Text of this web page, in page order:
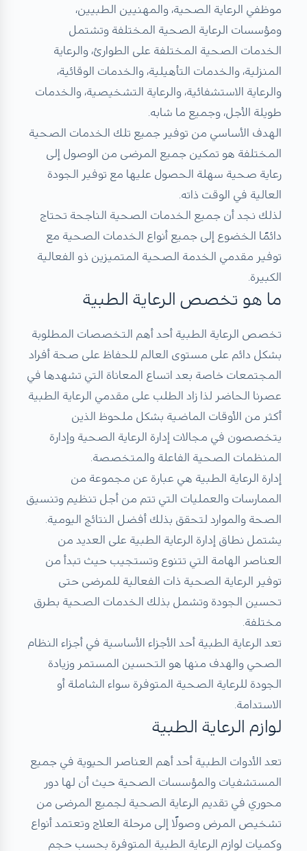
موظفي الرعاية الصحية، والمهنيين الطبيين،
ومؤسسات الرعاية الصحية المختلفة وتشتمل
الخدمات الصحية المختلفة على الطوارئ، والرعاية
المنزلية، والخدمات التأهيلية، والخدمات الوقائية،
والرعاية الاستشفائية، والرعاية التشخيصية، والخدمات
طويلة الأجل، وجميع ما شابه.
الهدف الأساسي من توفير جميع تلك الخدمات الصحية
المختلفة هو تمكين جميع المرضى من الوصول إلى
رعاية صحية سهلة الحصول عليها مع توفير الجودة
العالية في الوقت ذاته.
لذلك نجد أن جميع الخدمات الصحية الناجحة تحتاج
دائمًا الخضوع إلى جميع أنواع الخدمات الصحية مع
توفير مقدمي الخدمة الصحية المتميزين ذو الفعالية
الكبيرة.
ما هو تخصص الرعاية الطبية
تخصص الرعاية الطبية أحد أهم التخصصات المطلوبة
بشكل دائم على مستوى العالم للحفاظ على صحة أفراد
المجتمعات خاصة بعد اتساع المعاناة التي تشهدها في
عصرنا الحاضر لذا زاد الطلب على مقدمي الرعاية الطبية
أكثر من الأوقات الماضية بشكل ملحوظ الذين
يتخصصون في مجالات إدارة الرعاية الصحية وإدارة
المنظمات الصحية الفاعلة والمتخصصة.
إدارة الرعاية الطبية هي عبارة عن مجموعة من
الممارسات والعمليات التي تتم من أجل تنظيم وتنسيق
الصحة والموارد لتحقق بذلك أفضل النتائج اليومية.
يشتمل نطاق إدارة الرعاية الطبية على العديد من
العناصر الهامة التي تتنوع وتستجيب حيث تبدأ من
توفير الرعاية الصحية ذات الفعالية للمرضى حتى
تحسين الجودة وتشمل بذلك الخدمات الصحية بطرق
مختلفة.
تعد الرعاية الطبية أحد الأجزاء الأساسية في أجزاء النظام
الصحي والهدف منها هو التحسين المستمر وزيادة
الجودة للرعاية الصحية المتوفرة سواء الشاملة أو
الاستدامة.
​لوازم الرعاية الطبية​
تعد الأدوات الطبية أحد أهم العناصر الحيوية في جميع
المستشفيات والمؤسسات الصحية حيث أن لها دور
محوري في تقديم الرعاية الصحية لجميع المرضى من
تشخيص المرض وصولًا إلى مرحلة العلاج وتعتمد أنواع
وكميات لوازم الرعاية الطبية المتوفرة بحسب حجم